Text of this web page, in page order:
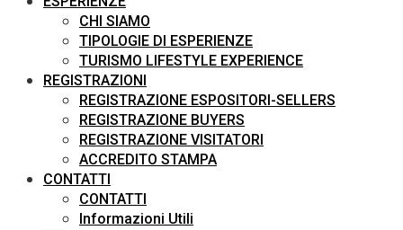
CHI SIAMO
TIPOLOGIE DI ESPERIENZE
TURISMO LIFESTYLE EXPERIENCE
REGISTRAZIONI
REGISTRAZIONE ESPOSITORI-SELLERS
REGISTRAZIONE BUYERS
REGISTRAZIONE VISITATORI
ACCREDITO STAMPA
CONTATTI
CONTATTI
Informazioni Utili